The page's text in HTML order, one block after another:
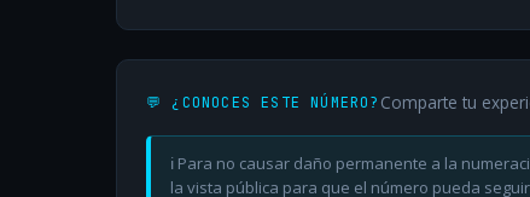
💬 ¿CONOCES ESTE NÚMERO? Comparte tu
ℹ️ Para no causar daño permanente a la
la vista pública para que el número pueda